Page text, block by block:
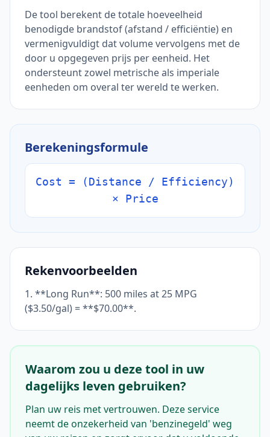
De tool berekent de totale hoeveelheid
benodigde brandstof (afstand / efficiëntie) en
vermenigvuldigt dat volume vervolgens met de
door u opgegeven prijs per eenheid. Het
ondersteunt zowel metrische als imperiale
eenheden om overal ter wereld te werken.
Berekeningsformule
Cost = (Distance / Efficiency)
× Price
Rekenvoorbeelden
1. **Long Run**: 500 miles at 25 MPG
($3.50/gal) = **$70.00**.
Waarom zou u deze tool in uw
dagelijks leven gebruiken?
Plan uw reis met vertrouwen. Deze service
neemt de onzekerheid van 'benzinegeld' weg